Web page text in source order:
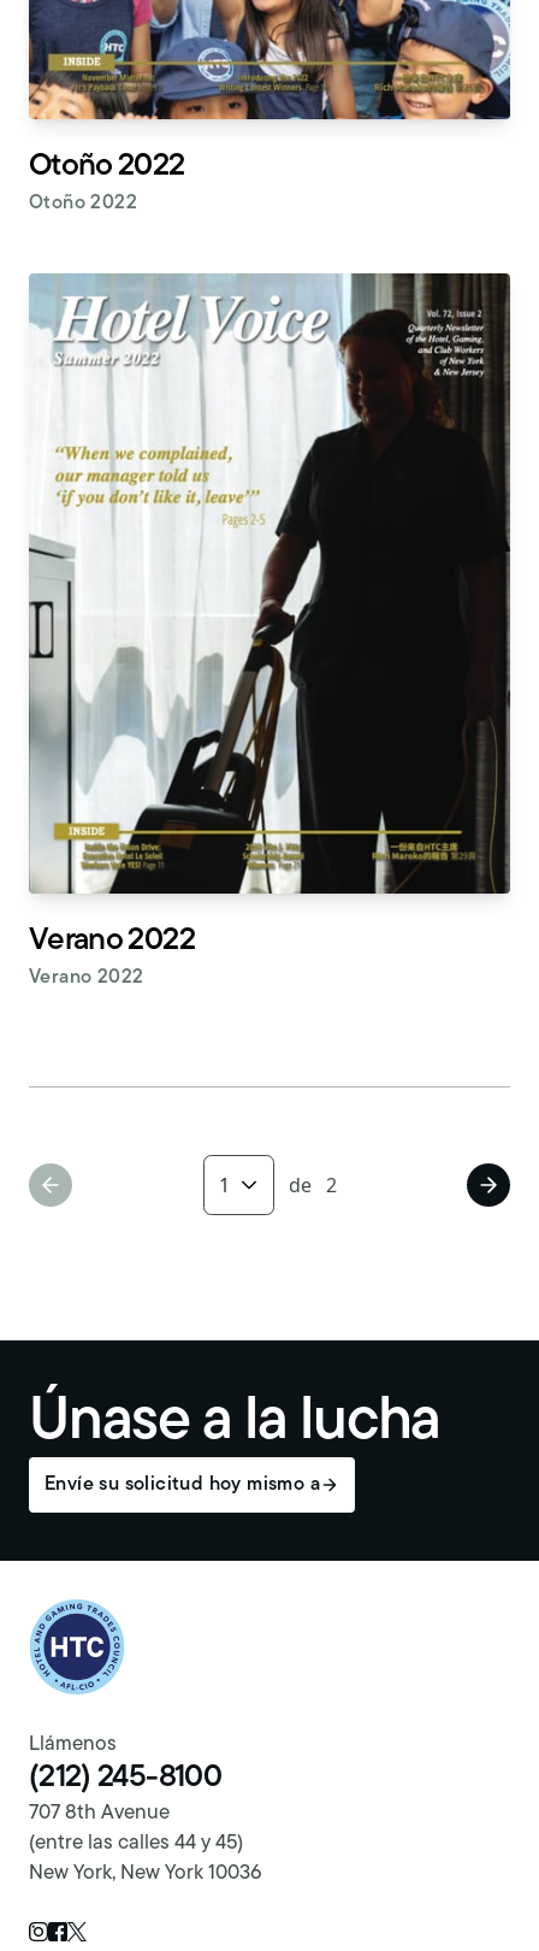
Otoño 2022
Otoño 2022
Verano 2022
Verano 2022
Página de 2
Únase a la lucha
Envíe su solicitud hoy mismo a
Return to homepage
Llámenos
(212) 245-8100
707 8th Avenue
(entre las calles 44 y 45)
New York, New York 10036
Instagram Page
Facebook Page
Twitter Page